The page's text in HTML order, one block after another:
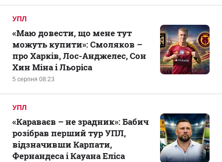
УПЛ
5 серпня 08:23
«Маю довести, що мене тут
можуть купити»: Смоляков –
про Харків, Лос-Анджелес, Сон
Хин Міна і Льоріса
УПЛ
«Караваєв – не зрадник»: Бабич
розібрав перший тур УПЛ,
відзначивши Карпати,
Фернандеса і Кауана Еліса